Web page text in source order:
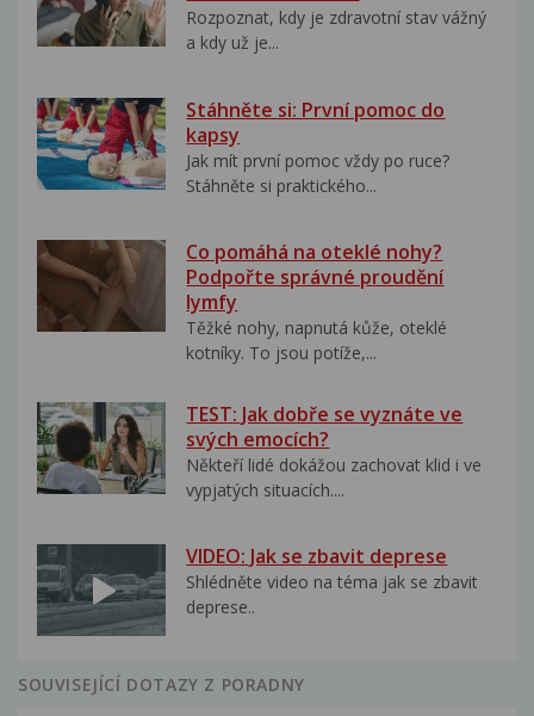
Rozpoznat, kdy je zdravotní stav vážný
a kdy už je...
Stáhněte si: První pomoc do
kapsy
Jak mít první pomoc vždy po ruce?
Stáhněte si praktického...
Co pomáhá na oteklé nohy?
Podpořte správné proudění
lymfy
Těžké nohy, napnutá kůže, oteklé
kotníky. To jsou potíže,...
TEST: Jak dobře se vyznáte ve
svých emocích?
Někteří lidé dokážou zachovat klid i ve
vypjatých situacích....
VIDEO: Jak se zbavit deprese
Shlédněte video na téma jak se zbavit
deprese..
SOUVISEJÍCÍ DOTAZY Z PORADNY